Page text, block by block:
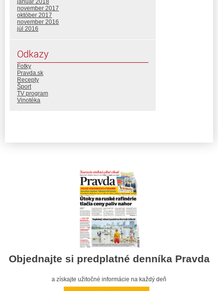
január 2018
november 2017
október 2017
november 2016
júl 2016
Odkazy
Fotky
Pravda.sk
Recepty
Šport
TV program
Vinotéka
Objednajte si predplatné denníka Pravda
a získajte užitočné informácie na každý deň